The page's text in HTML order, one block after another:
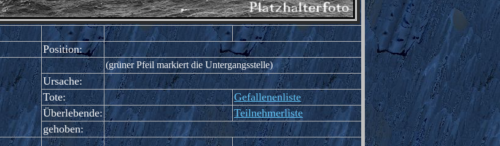
Position:
(grüner Pfeil markiert die Untergangsstelle)
Ursache:
Tote:
Gefallenenliste
Überlebende:
Teilnehmerliste
gehoben: